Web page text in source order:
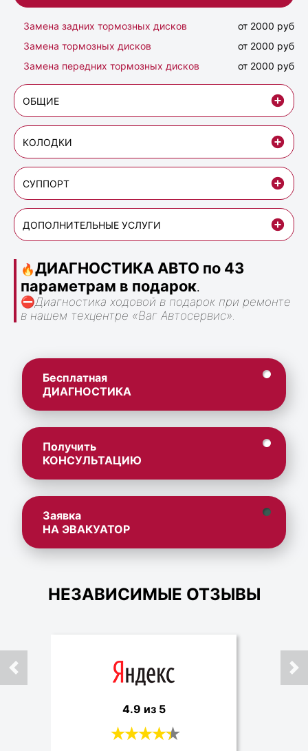
Замена задних тормозных дисков
от 2000 руб
Замена тормозных дисков
от 2000 руб
Замена передних тормозных дисков
от 2000 руб
ОБЩИЕ
КОЛОДКИ
СУППОРТ
ДОПОЛНИТЕЛЬНЫЕ УСЛУГИ
🔥ДИАГНОСТИКА АВТО по 43
параметрам в подарок.
⛔Диагностика ходовой в подарок при ремонте
в нашем техцентре «Ваг Автосервис».
Бесплатная
ДИАГНОСТИКА
Получить
КОНСУЛЬТАЦИЮ
Заявка
НА ЭВАКУАТОР
НЕЗАВИСИМЫЕ ОТЗЫВЫ
4.9 из 5